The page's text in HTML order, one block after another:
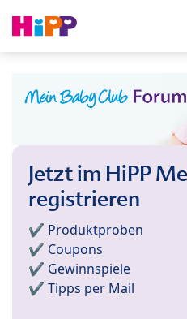
Jetzt im HiPP
registrieren
✔️ Produktproben
✔️ Coupons
✔️ Gewinnspiele
✔️ Tipps per Mail